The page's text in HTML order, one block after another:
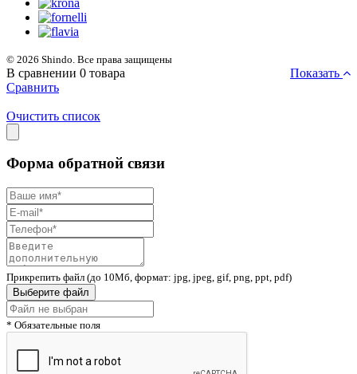
© 2026 Shindo. Все права защищены
В сравнении 0 товара
Показать
Сравнить
Очистить список
Форма обратной связи
Прикрепить файл (до 10Мб, формат: jpg, jpeg, gif, png, ppt, pdf)
Выберите файл
* Обязательные поля